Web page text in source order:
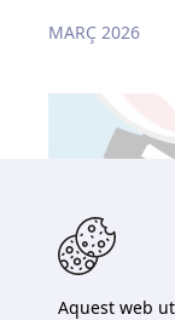
MARÇ 2026
Aquest web